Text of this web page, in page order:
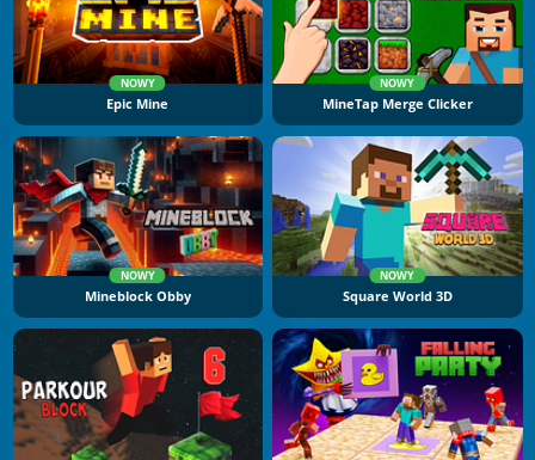
NOWY
Epic Mine
NOWY
MineTap Merge Clicker
NOWY
Mineblock Obby
NOWY
Square World 3D